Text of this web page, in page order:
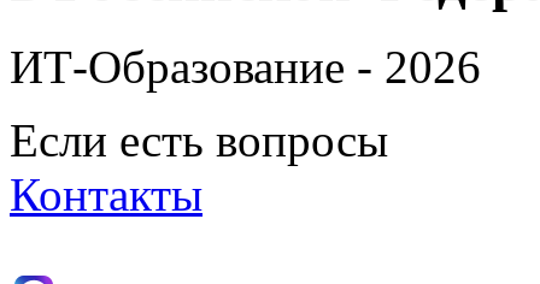
ИТ-Образование - 2026
Если есть вопросы
Контакты